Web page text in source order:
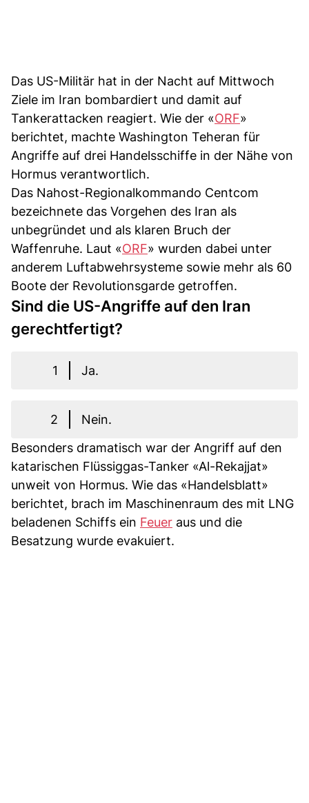
Das US-Militär hat in der Nacht auf Mittwoch
Ziele im Iran bombardiert und damit auf
Tankerattacken reagiert. Wie der «ORF»
berichtet, machte Washington Teheran für
Angriffe auf drei Handelsschiffe in der Nähe von
Hormus verantwortlich.
Das Nahost-Regionalkommando Centcom
bezeichnete das Vorgehen des Iran als
unbegründet und als klaren Bruch der
Waffenruhe. Laut «ORF» wurden dabei unter
anderem Luftabwehrsysteme sowie mehr als 60
Boote der Revolutionsgarde getroffen.
Sind die US-Angriffe auf den Iran
gerechtfertigt?
1 Ja.
2
Nein.
Besonders dramatisch war der Angriff auf den
katarischen Flüssiggas-Tanker «Al-Rekajjat»
unweit von Hormus. Wie das «Handelsblatt»
berichtet, brach im Maschinenraum des mit LNG
beladenen Schiffs ein Feuer aus und die
Besatzung wurde evakuiert.